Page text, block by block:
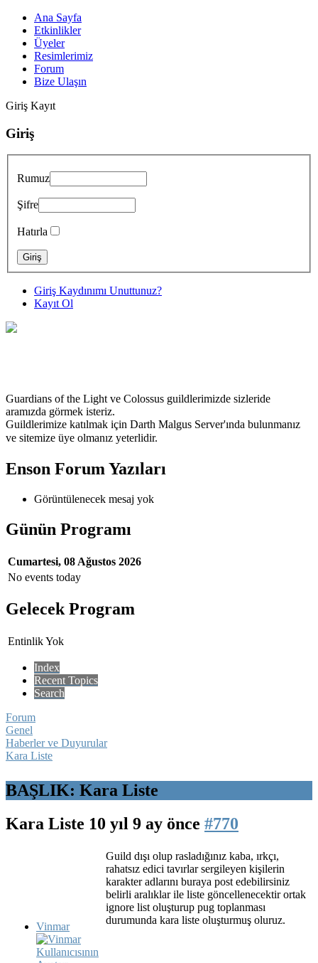
Ana Sayfa
Etkinlikler
Üyeler
Resimlerimiz
Forum
Bize Ulaşın
Giriş Kayıt
Giriş
Rumuz
Şifre
Hatırla
Giriş Kaydınımı Unuttunuz?
Kayıt Ol
Guardians of the Light ve Colossus guildlerimizde sizleride
aramızda görmek isteriz.
Guildlerimize katılmak için Darth Malgus Server'ında bulunmanız
ve sitemize üye olmanız yeterlidir.
Enson Forum Yazıları
Görüntülenecek mesaj yok
Günün Programı
Cumartesi, 08 Ağustos 2026
No events today
Gelecek Program
Entinlik Yok
Index
Recent Topics
Search
Forum
Genel
Haberler ve Duyurular
Kara Liste
BAŞLIK: Kara Liste
Kara Liste 10 yıl 9 ay önce #770
Vinmar
Guild dışı olup rasladığınız kaba, ırkçı,
rahatsız edici tavırlar sergileyen kişilerin
karakter adlarını buraya post edebilirsiniz
belirli aralıklar ile liste göncellenecektir ortak
ignore list oluşturup pug toplanması
durumunda kara liste oluşturmuş oluruz.